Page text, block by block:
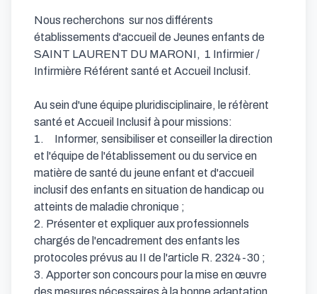
Nous recherchons  sur nos différents
établissements d'accueil de Jeunes enfants de
SAINT LAURENT DU MARONI,  1 Infirmier /
Infirmière Référent santé et Accueil Inclusif.
Au sein d'une équipe pluridisciplinaire, le réfèrent
santé et Accueil Inclusif à pour missions:
1.     Informer, sensibiliser et conseiller la direction
et l'équipe de l'établissement ou du service en
matière de santé du jeune enfant et d'accueil
inclusif des enfants en situation de handicap ou
atteints de maladie chronique ;
2. Présenter et expliquer aux professionnels
chargés de l'encadrement des enfants les
protocoles prévus au II de l'article R. 2324-30 ;
3. Apporter son concours pour la mise en œuvre
des mesures nécessaires à la bonne adaptation,